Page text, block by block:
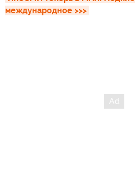
международное >>>